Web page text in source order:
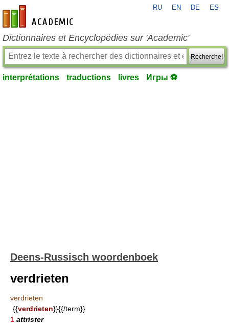
fr-academic.com
RU EN DE ES
Dictionnaires et Encyclopédies sur 'Academic'
Recherche!
interprétations traductions livres Игры ⚽
Deens-Russisch woordenboek
verdrieten
verdrieten
{{verdrieten}}{{/term}}
1 attrister